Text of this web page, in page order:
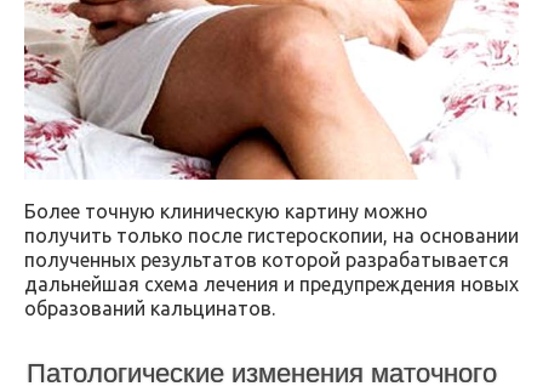
Более точную клиническую картину можно
получить только после гистероскопии, на основании
полученных результатов которой разрабатывается
дальнейшая схема лечения и предупреждения новых
образований кальцинатов.
Патологические изменения маточного